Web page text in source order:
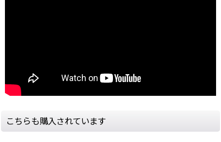
こちらも購入されています